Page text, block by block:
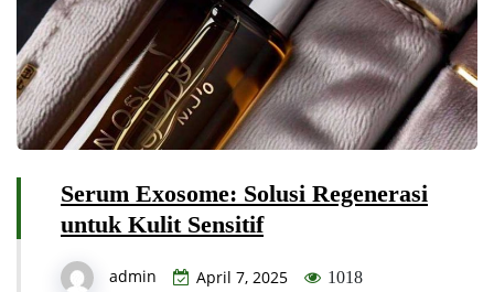
Serum Exosome: Solusi Regenerasi
untuk Kulit Sensitif
admin April 7, 2025 1018